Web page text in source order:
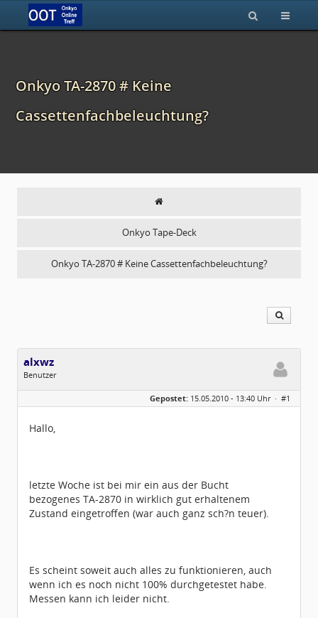
Onkyo TA-2870 # Keine
Cassettenfachbeleuchtung?
Onkyo Tape-Deck
Onkyo TA-2870 # Keine Cassettenfachbeleuchtung?
alxwz
Benutzer
Geschlecht:
keine Angabe
Dabei seit:
04 / 2010
Gepostet: 15.05.2010 - 13:40 Uhr · #1
Hallo,
letzte Woche ist bei mir ein aus der Bucht
bezogenes TA-2870 in wirklich gut erhaltenem
Zustand eingetroffen (war auch ganz sch?n teuer).
Es scheint soweit auch alles zu funktionieren, auch
wenn ich es noch nicht 100% durchgetestet habe.
Messen kann ich leider nicht.